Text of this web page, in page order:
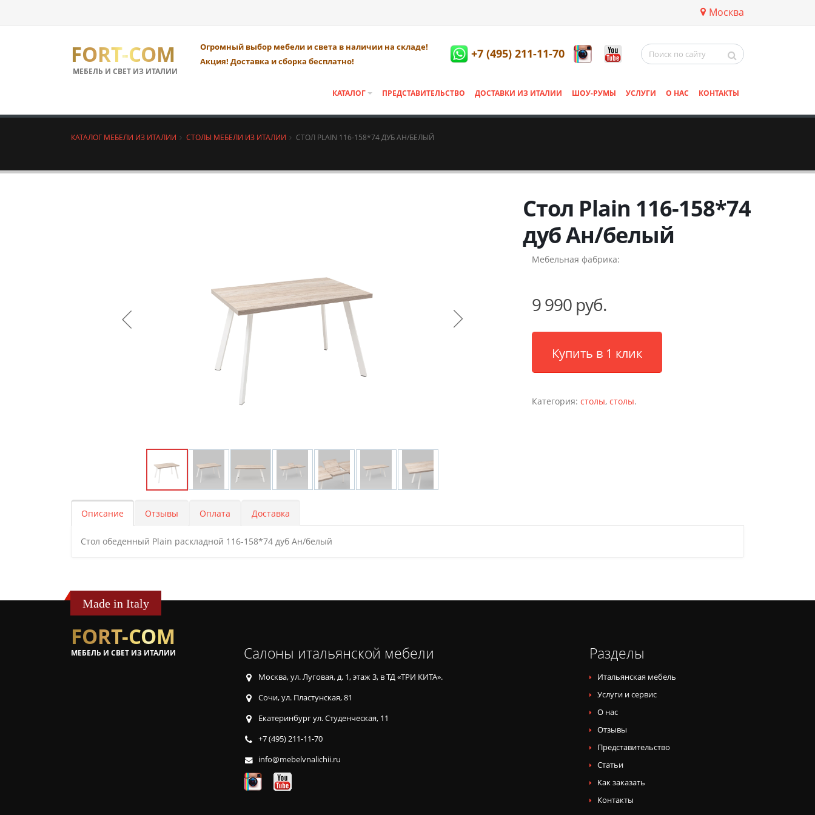
Москва
FORT-COM
МЕБЕЛЬ И СВЕТ ИЗ ИТАЛИИ
Огромный выбор мебели и света в наличии на складе!
Акция! Доставка и сборка бесплатно!
+7 (495) 211-11-70
КАТАЛОГ ПРЕДСТАВИТЕЛЬСТВО ДОСТАВКИ ИЗ ИТАЛИИ ШОУ-РУМЫ УСЛУГИ О НАС КОНТАКТЫ
КАТАЛОГ МЕБЕЛИ ИЗ ИТАЛИИ СТОЛЫ МЕБЕЛИ ИЗ ИТАЛИИ СТОЛ PLAIN 116-158*74 ДУБ АН/БЕЛЫЙ
Стол Plain 116-158*74
дуб Ан/белый
Мебельная фабрика:
9 990 руб.
Купить в 1 клик
Категория: столы, столы.
Описание Отзывы Оплата Доставка
Стол обеденный Plain раскладной 116-158*74 дуб Ан/белый
Made in Italy
FORT-COM
МЕБЕЛЬ И СВЕТ ИЗ ИТАЛИИ Салоны итальянской мебели
Москва, ул. Луговая, д. 1, этаж 3, в ТД «ТРИ КИТА».
Сочи, ул. Пластунская, 81
Екатеринбург ул. Студенческая, 11
+7 (495) 211-11-70
info@mebelvnalichii.ru
Разделы
Итальянская мебель
Услуги и сервис
О нас
Отзывы
Представительство
Статьи
Как заказать
Контакты